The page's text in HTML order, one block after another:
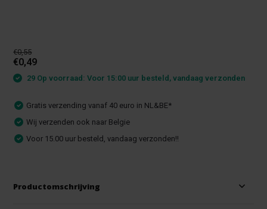
€0,55
€0,49
29 Op voorraad: Voor 15:00 uur besteld, vandaag verzonden
Gratis verzending vanaf 40 euro in NL&BE*
Wij verzenden ook naar Belgie
Voor 15.00 uur besteld, vandaag verzonden!!
Productomschrijving